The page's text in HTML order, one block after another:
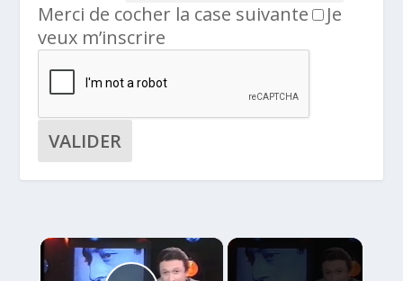
Merci de cocher la case suivante
Je
veux m’inscrire
×